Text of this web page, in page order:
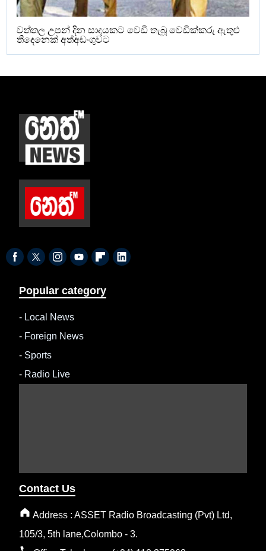
වත්තල උපන් දින සාදයකට වෙඩි තැබූ වෙඩික්කරු ඇතුළු
තිදෙනෙක් අත්අඩංගුවට
Popular category
- Local News
- Foreign News
- Sports
- Radio Live
Contact Us
Address : ASSET Radio Broadcasting (Pvt) Ltd,
105/3, 5th lane,Colombo - 3.